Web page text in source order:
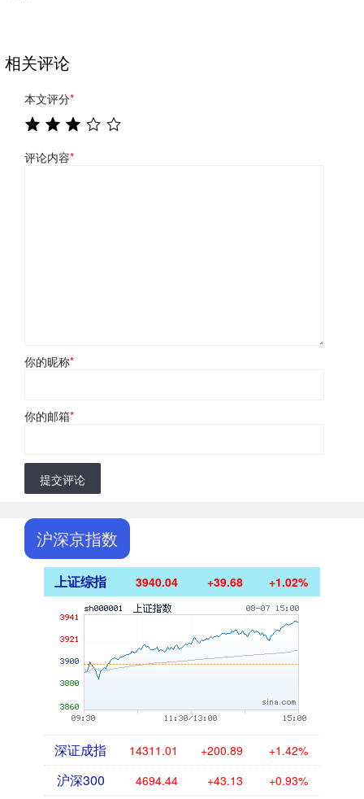
相关评论
本文评分*
评论内容*
你的昵称*
你的邮箱*
提交评论
沪深京指数
上证综指 3940.04 +39.68 +1.02%
深证成指 14311.01 +200.89 +1.42%
沪深300 4694.44 +43.13 +0.93%